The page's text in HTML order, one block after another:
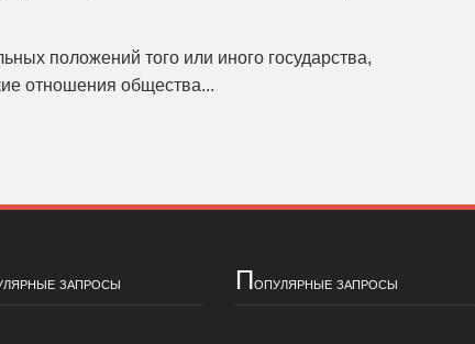
положений того или иного государства,
отношения общества...
запросы Популярные запросы